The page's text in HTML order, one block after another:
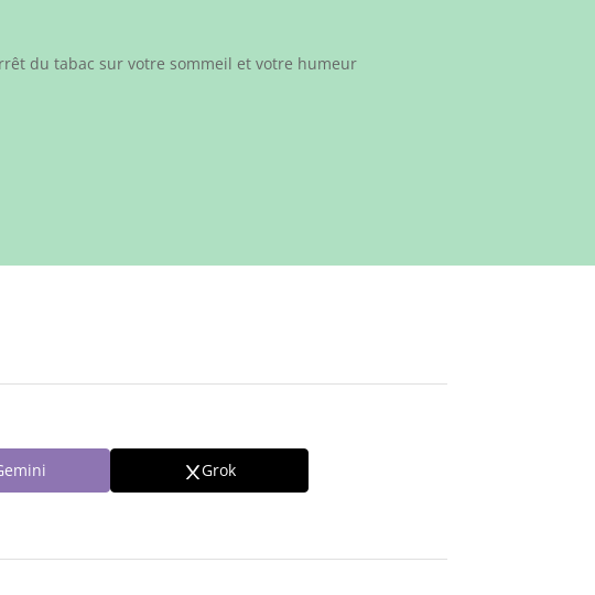
du tabac sur votre sommeil et votre humeur
Grok